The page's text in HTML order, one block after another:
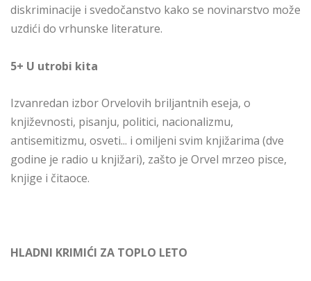
diskriminacije i svedočanstvo kako se novinarstvo može
uzdići do vrhunske literature.
5+ U utrobi kita
Izvanredan izbor Orvelovih briljantnih eseja, o
književnosti, pisanju, politici, nacionalizmu,
antisemitizmu, osveti... i omiljeni svim knjižarima (dve
godine je radio u knjižari), zašto je Orvel mrzeo pisce,
knjige i čitaoce.
HLADNI KRIMIĆI ZA TOPLO LETO